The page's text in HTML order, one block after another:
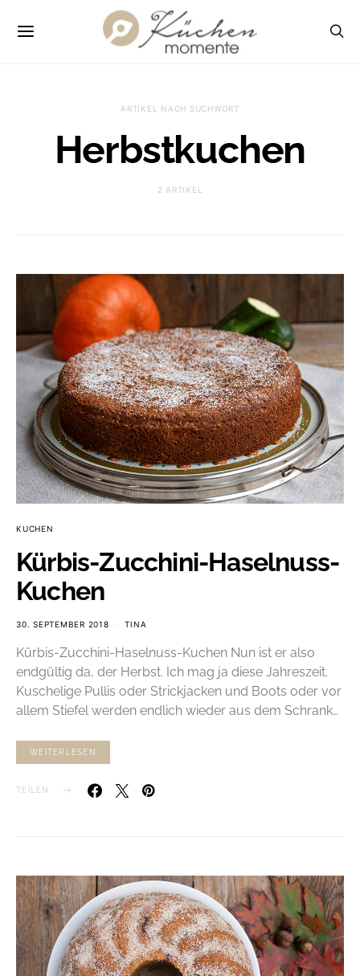
ARTIKEL NACH SUCHWORT
Herbstkuchen
2 ARTIKEL
KUCHEN
Kürbis-Zucchini-Haselnuss-
Kuchen
30. SEPTEMBER 2018 TINA
Kürbis-Zucchini-Haselnuss-Kuchen Nun ist er also
endgültig da, der Herbst. Ich mag ja diese Jahreszeit.
Kuschelige Pullis oder Strickjacken und Boots oder vor
allem Stiefel werden endlich wieder aus dem Schrank…
WEITERLESEN
TEILEN